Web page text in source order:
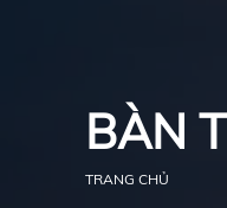
BÀN
TRANG CHỦ